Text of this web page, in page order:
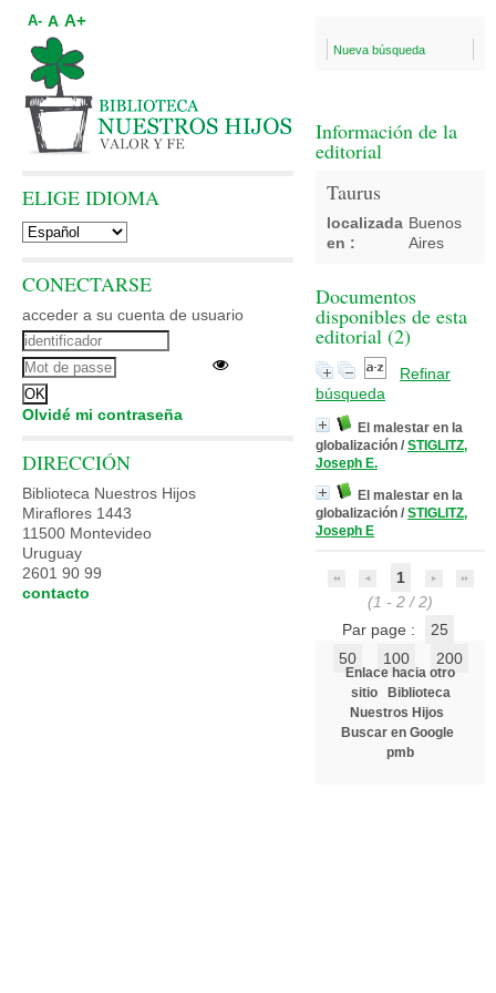
Nueva búsqueda
Información de la
editorial
Taurus
localizada
en :
Buenos
Aires
Documentos
disponibles de esta
editorial (2)
Refinar
búsqueda
El malestar en la
globalización / STIGLITZ,
Joseph E.
El malestar en la
globalización / STIGLITZ,
Joseph E
1
(1 - 2 / 2)
Par page :
25
50
100 200
Enlace hacia otro
sitio
Biblioteca
Nuestros Hijos
Buscar en Google
pmb
A- A A+
ELIGE IDIOMA
CONECTARSE
acceder a su cuenta de usuario
Olvidé mi contraseña
DIRECCIÓN
Biblioteca Nuestros Hijos
Miraflores 1443
11500 Montevideo
Uruguay
2601 90 99
contacto